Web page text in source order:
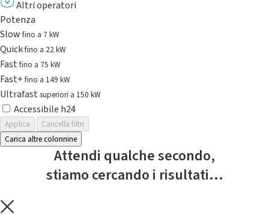
Altri operatori
Potenza
Slowfino a 7 kW
Quickfino a 22 kW
Fastfino a 75 kW
Fast+fino a 149 kW
Ultrafast superiori a 150 kW
Accessibile h24
Applica
Cancella filtri
Carica altre colonnine
Attendi qualche secondo,
stiamo cercando i risultati...